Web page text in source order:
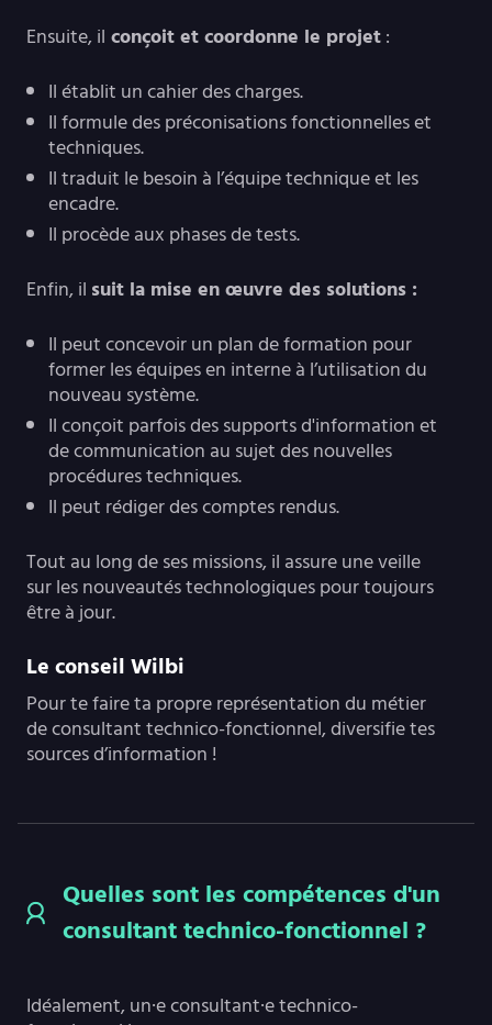
Ensuite, il conçoit et coordonne le projet:
Il établit un cahier des charges.
Il formule des préconisations fonctionnelles et
techniques.
Il traduit le besoin à l’équipe technique et les
encadre.
Il procède aux phases de tests.
Enfin, il suit la mise en œuvre des solutions :
Il peut concevoir un plan de formation pour
former les équipes en interne à l’utilisation du
nouveau système.
Il conçoit parfois des supports d'information et
de communication au sujet des nouvelles
procédures techniques.
Il peut rédiger des comptes rendus.
Tout au long de ses missions, il assure une veille
sur les nouveautés technologiques pour toujours
être à jour.
Le conseil Wilbi
Pour te faire ta propre représentation du métier
de consultant technico-fonctionnel, diversifie tes
sources d’information !
Quelles sont les compétences d'un
consultant technico-fonctionnel ?
Idéalement, un·e consultant·e technico-